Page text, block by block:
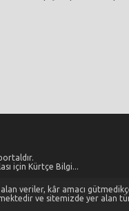
için Kürtçe Bilgi...
veriler, kâr amacı
ve sitemizde yer alan